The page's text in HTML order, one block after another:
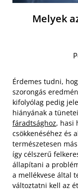
Melyek
Érdemes tudni,
szorongás
kifolyólag pedig
hiányának a
fáradtsághoz, hasi
csökkenéséhez és
természetesen
így célszerű
állapítani a
a mellékvese által
változtatni kell az